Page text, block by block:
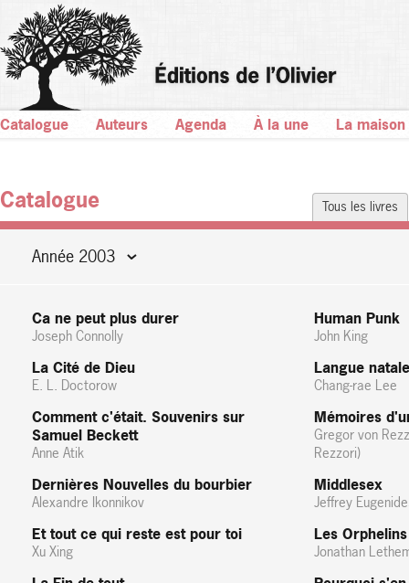
Catalogue Auteurs Agenda À la une La maison
Tous les livres
Catalogue
Année 2003
Ca ne peut plus durer
Joseph Connolly
La Cité de Dieu
E. L. Doctorow
Comment c'était. Souvenirs sur
Samuel Beckett
Anne Atik
Dernières Nouvelles du bourbier
Alexandre Ikonnikov
Et tout ce qui reste est pour toi
Xu Xing
Human Punk
John King
Langue natale
Chang-rae Lee
Mémoires
Gregor von
Rezzori)
Middlesex
Jeffrey
Les
Jonathan